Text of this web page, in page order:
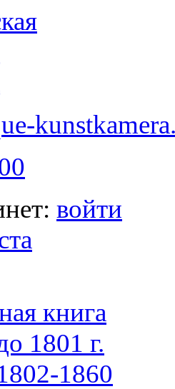
войти
книга
1801 г.
1860